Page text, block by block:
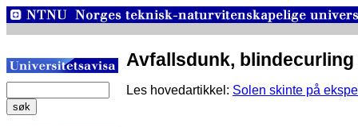
Avfallsdunk,
Les hovedartikkel: Solen skinte på